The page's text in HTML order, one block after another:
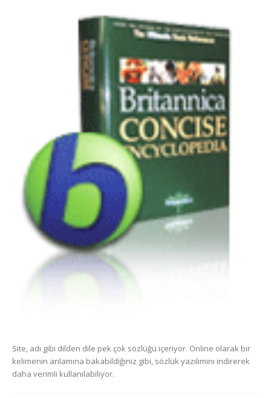
Site, adı gibi dilden dile pek çok sözlüğü içeriyor. Online olarak bir
kelimenin anlamına bakabildiğiniz gibi, sözlük yazılımını indirerek
daha verimli kullanılabiliyor.